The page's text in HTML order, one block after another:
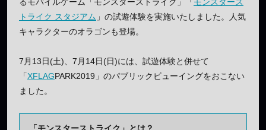
トライク スタジアム 」の試遊体験を実施いたしました。人気
キャラクターのオラゴンも登場。
7月13日(土)、7月14日(日)には、試遊体験と併せて
「XFLAGPARK2019」のパブリックビューイングをおこない
ました。
「モンスターストライク」とは？